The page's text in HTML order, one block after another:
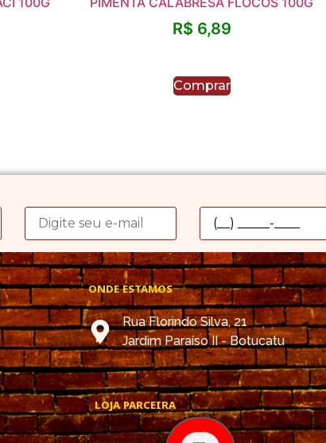
R$ 6,89
Comprar
ONDE ESTAMOS
Rua Florindo Silva, 21
Jardim Paraíso II - Botucatu
LOJA PARCEIRA